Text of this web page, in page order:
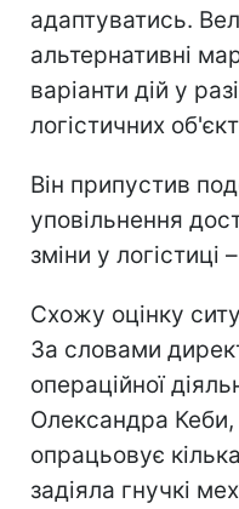
адаптуватись.
альтернативні
варіанти дій у
логістичних
Він припустив
уповільнення
зміни у логістиці
Схожу оцінку
За словами
операційної
Олександра
опрацьовує
задіяла гнучкі